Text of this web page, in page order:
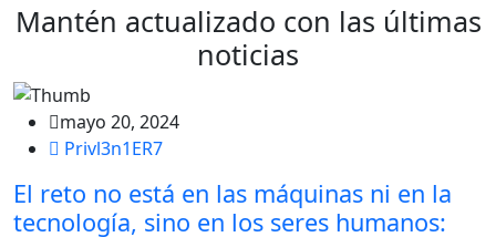
Mantén actualizado con las últimas
noticias
mayo 20, 2024
Privl3n1ER7
El reto no está en las máquinas ni en la
tecnología, sino en los seres humanos: